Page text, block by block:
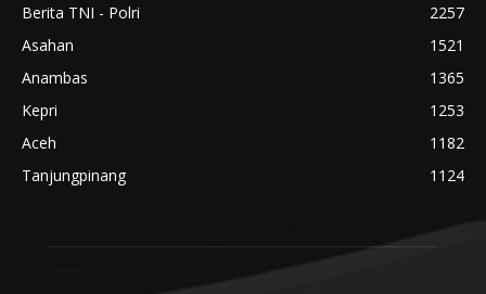
Berita TNI - Polri
2257
Asahan
1521
Anambas
1365
Kepri
1253
Aceh
1182
Tanjungpinang
1124